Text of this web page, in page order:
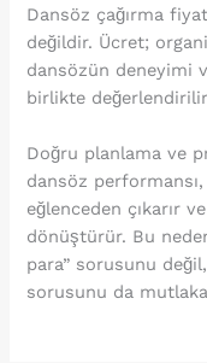
Dansöz çağırma
değildir. Ücret;
dansözün deneyimi
birlikte
Doğru planlama ve
dansöz
eğlenceden çıkarır ve
dönüştürür. Bu
para” sorusunu değil,
sorusunu da